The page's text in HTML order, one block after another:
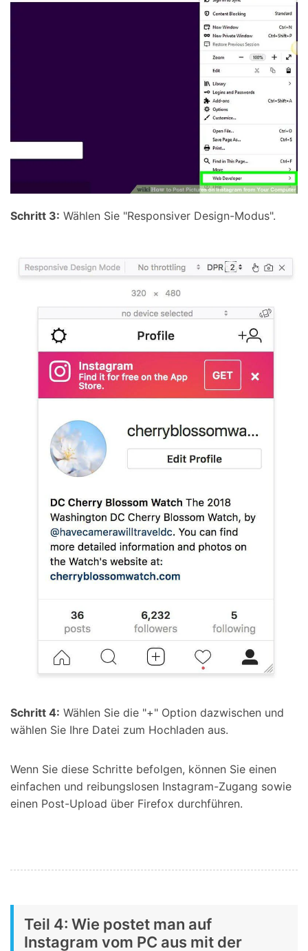
Schritt 3: Wählen Sie "Responsiver Design-Modus".
Schritt 4: Wählen Sie die "+" Option dazwischen und
wählen Sie Ihre Datei zum Hochladen aus.
Wenn Sie diese Schritte befolgen, können Sie einen
einfachen und reibungslosen Instagram-Zugang sowie
einen Post-Upload über Firefox durchführen.
Teil 4: Wie postet man auf
Instagram vom PC aus mit der